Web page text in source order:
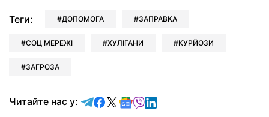
Теги: ДОПОМОГА ЗАПРАВКА
СОЦ МЕРЕЖІ ХУЛІГАНИ КУРЙОЗИ
ЗАГРОЗА
Читайте нас у: Читайте у Telegram
Читайте у Facebook
Читайте у X
Читайте у Google news
Читайте у Viber
Читайте у LinkedIn